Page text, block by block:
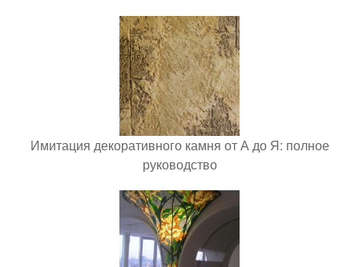
Имитация декоративного камня от А до Я: полное
руководство